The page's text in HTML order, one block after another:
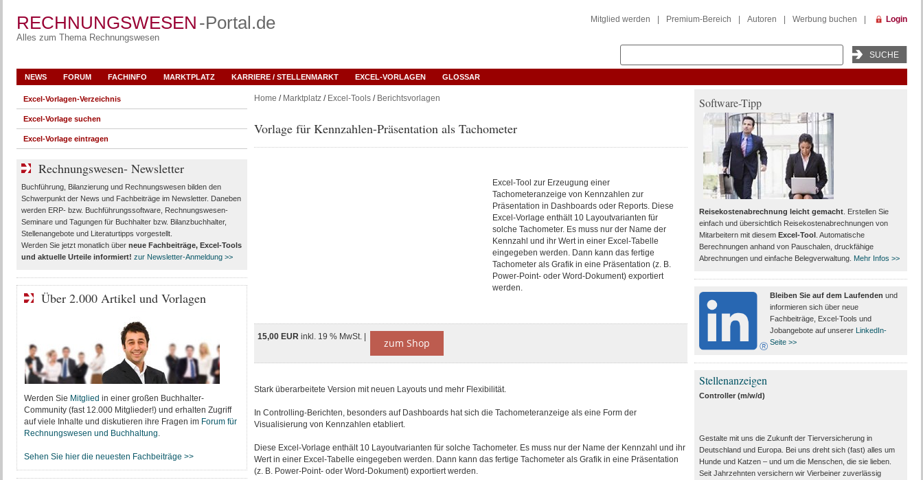
RECHNUNGSWESEN -Portal.de
Alles zum Thema Rechnungswesen
Mitglied werden Premium-Bereich Autoren Werbung buchen Login
NEWS FORUM FACHINFO MARKTPLATZ KARRIERE / STELLENMARKT EXCEL-VORLAGEN GLOSSAR
Home / Marktplatz/ Excel-Tools/ Berichtsvorlagen
Vorlage für Kennzahlen-Präsentation als Tachometer
Excel-Tool zur Erzeugung einer
Tachometeranzeige von Kennzahlen zur
Präsentation in Dashboards oder Reports. Diese
Excel-Vorlage enthält 10 Layoutvarianten für
solche Tachometer. Es muss nur der Name der
Kennzahl und ihr Wert in einer Excel-Tabelle
eingegeben werden. Dann kann das fertige
Tachometer als Grafik in eine Präsentation (z. B.
Power-Point- oder Word-Dokument) exportiert
werden.
15,00 EUR inkl. 19 % MwSt. | zum Shop
Stark überarbeitete Version mit neuen Layouts und mehr Flexibilität.
In Controlling-Berichten, besonders auf Dashboards hat sich die Tachometeranzeige als eine Form der
Visualisierung von Kennzahlen etabliert.
Diese Excel-Vorlage enthält 10 Layoutvarianten für solche Tachometer. Es muss nur der Name der Kennzahl und ihr
Wert in einer Excel-Tabelle eingegeben werden. Dann kann das fertige Tachometer als Grafik in eine Präsentation
(z. B. Power-Point- oder Word-Dokument) exportiert werden.
Excel-Vorlagen-Verzeichnis
Excel-Vorlage suchen
Excel-Vorlage eintragen
Rechnungswesen- Newsletter
Buchführung, Bilanzierung und Rechnungswesen bilden den
Schwerpunkt der News und Fachbeiträge im Newsletter. Daneben
werden ERP- bzw. Buchführungssoftware, Rechnungswesen-
Seminare und Tagungen für Buchhalter bzw. Bilanzbuchhalter,
Stellenangebote und Literaturtipps vorgestellt.
Werden Sie jetzt monatlich über neue Fachbeiträge, Excel-Tools
und aktuelle Urteileinformiert! zur Newsletter-Anmeldung >>
Über 2.000 Artikel und Vorlagen
Werden Sie Mitglied in einer großen Buchhalter-
Community (fast 12.000 Mitglieder!) und erhalten Zugriff
auf viele Inhalte und diskutieren ihre Fragen im Forum für
Rechnungswesen und Buchhaltung.
Sehen Sie hier die neuesten Fachbeiträge >>
Software-Tipp
Reisekostenabrechnung leicht gemacht. Erstellen Sie
einfach und übersichtlich Reisekostenabrechnungen von
Mitarbeitern mit diesem Excel-Tool. Automatische
Berechnungen anhand von Pauschalen, druckfähige
Abrechnungen und einfache Belegverwaltung. Mehr Infos >>
Bleiben Sie auf dem Laufenden und
informieren sich über neue
Fachbeiträge, Excel-Tools und
Jobangebote auf unserer LinkedIn-
Seite >>
Stellenanzeigen
Controller (m/w/d)
Gestalte mit uns die Zukunft der Tierversicherung in
Deutschland und Europa. Bei uns dreht sich (fast) alles um
Hunde und Katzen – und um die Menschen, die sie lieben.
Seit Jahrzehnten versichern wir Vierbeiner zuverlässig